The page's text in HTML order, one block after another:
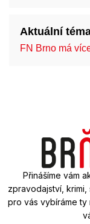
Aktuální
FN Brno má
Přinášíme vám
zpravodajství,
pro vás vybíráme ty